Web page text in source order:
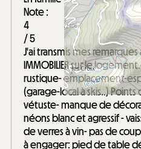
Note :
4
/ 5
J'ai transmis mes remarques
IMMOBILIER sur le
rustique- emplacement-
(garage-local à skis..)
vétuste- manque de
néons blanc et agressif -
de verres à vin- pas de
à engager: pied de table